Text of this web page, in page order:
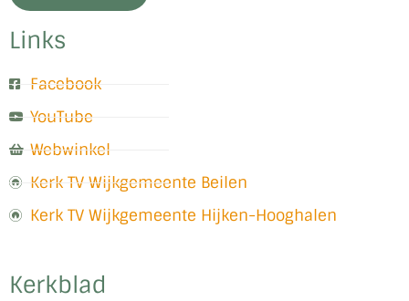
Links
Facebook
YouTube
Webwinkel
Kerk TV Wijkgemeente Beilen
Kerk TV Wijkgemeente Hijken-Hooghalen
Kerkblad